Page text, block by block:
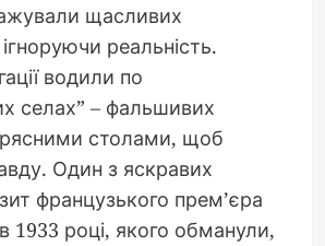
щасливих
реальність.
водили по
селах” – фальшивих
столами, щоб
Один з яскравих
французького прем’єра
1933 році, якого обманули,